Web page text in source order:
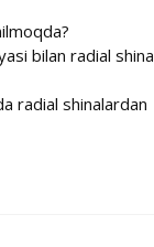
bilan radial shina
radial shinalardan